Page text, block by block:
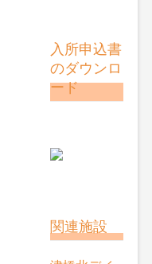
入所申込書
のダウンロ
ード
関連施設